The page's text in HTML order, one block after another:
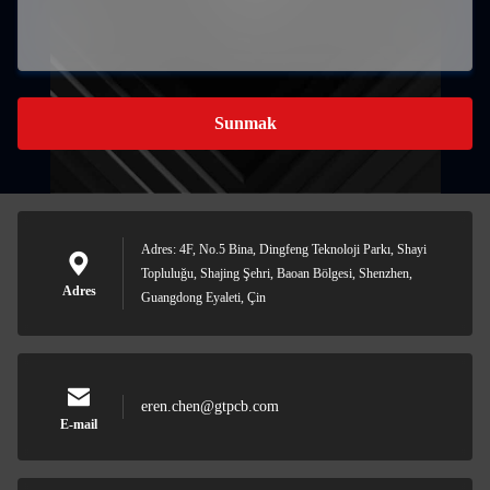
Sunmak
Adres
Adres: 4F, No.5 Bina, Dingfeng Teknoloji Parkı, Shayi
Topluluğu, Shajing Şehri, Baoan Bölgesi, Shenzhen,
Guangdong Eyaleti, Çin
E-mail
eren.chen@gtpcb.com